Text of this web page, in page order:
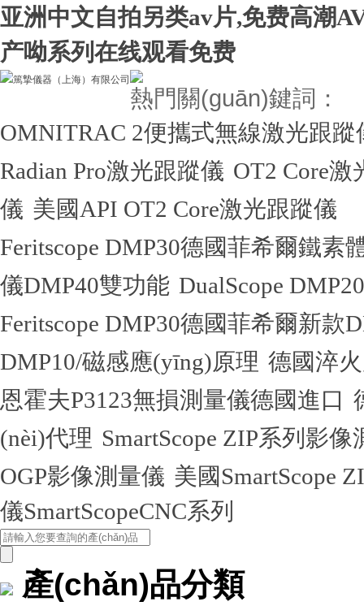
亚洲中文自拍另类av片,免费高潮
产呦系列在线观看免费
熱門關(guān)鍵詞：
OMNITRAC 2便攜式無線激光跟蹤
Radian Pro激光跟蹤儀 OT2 Core激
儀 美國API OT2 Core激光跟蹤儀
Feritscope DMP30德國菲希爾鐵素
儀DMP40雙功能 DualScope
Feritscope DMP30德國菲希爾新款
DMP10/磁感應(yīng)原理 德國淬
恩霍夫P3123無損測量儀德國進口
(nèi)代理 SmartScope ZIP系列影
OGP影像測量儀 美國SmartScope
儀SmartScopeCNC系列
產(chǎn)品分類